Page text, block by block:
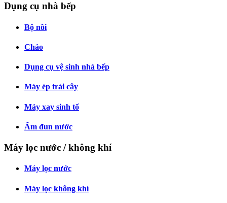
Dụng cụ nhà bếp
Bộ nồi
Chảo
Dụng cụ vệ sinh nhà bếp
Máy ép trái cây
Máy xay sinh tố
Ấm đun nước
Máy lọc nước / không khí
Máy lọc nước
Máy lọc không khí